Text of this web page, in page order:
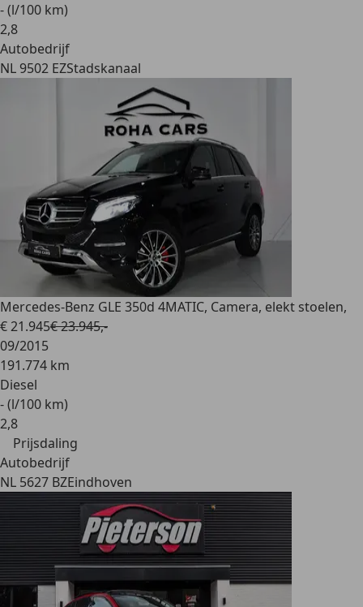
- (l/100 km)
2,8
Autobedrijf
NL 9502 EZStadskanaal
Mercedes-Benz GLE 350d 4MATIC, Camera, elekt stoelen,
€ 21.945€ 23.945,-
09/2015
191.774 km
Diesel
- (l/100 km)
2,8
Prijsdaling
Autobedrijf
NL 5627 BZEindhoven